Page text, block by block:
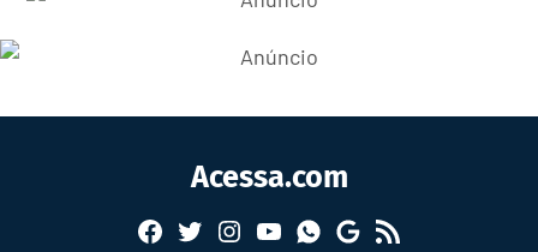
Acessa.com
Facebook
TwitterInstagram
YouTubeWhatsapp
Google
RSS